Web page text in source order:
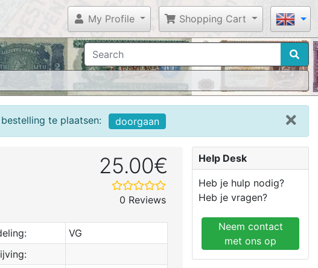
My Profile Shopping Cart
te plaatsen: doorgaan
25.00€
0 Reviews
VG
Help Desk
Heb je hulp nodig?
Heb je vragen?
Neem contact
met ons op